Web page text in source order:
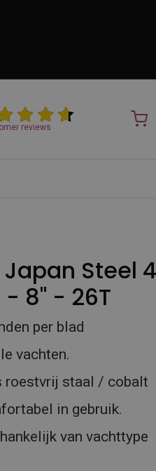
reviews
Japan Steel
- 8'' - 26T
per blad
vachten.
roestvrij staal / cobalt
in gebruik.
van vachttype